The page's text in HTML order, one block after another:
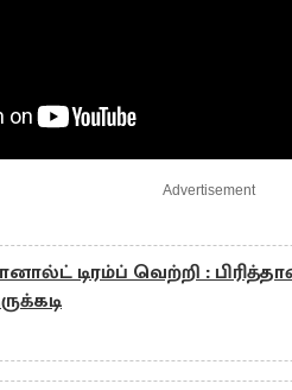
Advertisement
டிரம்ப் வெற்றி :